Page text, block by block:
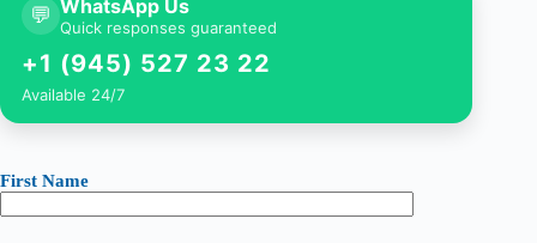
💬 WhatsApp Us
Quick responses guaranteed
+1 (945) 527 23 22
Available 24/7
First Name